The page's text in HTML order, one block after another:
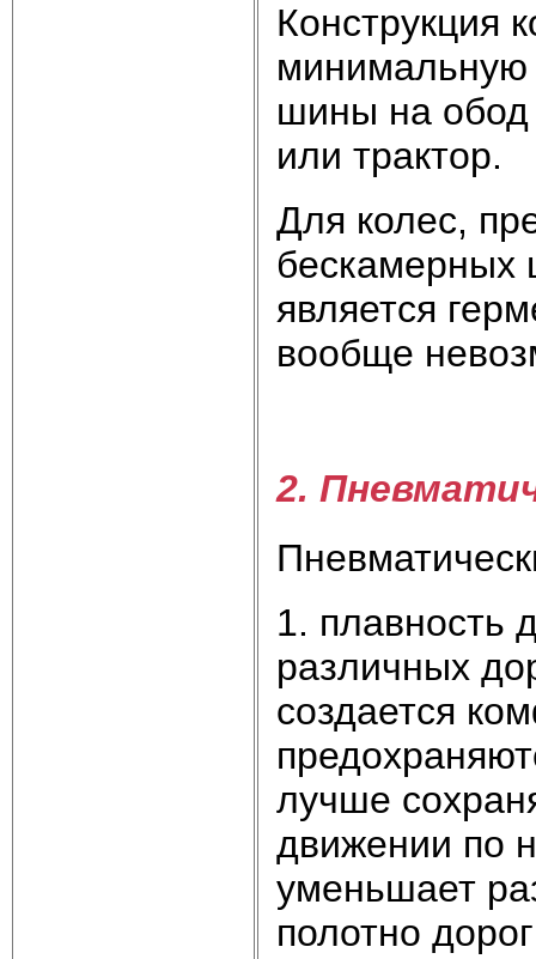
Конструкция
минимальную
шины на обод
или трактор.
Для колес,
бескамерных
является
вообще
2.
1. плавность
различных
создается
лучше
движении по
уменьшает
полотно